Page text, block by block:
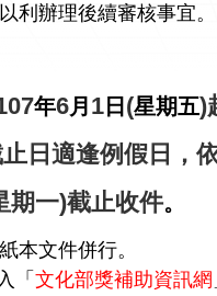
辦理後續審核事宜。
年6月 1 日 (星期五)
日 適逢例假日，
一)截止收件。
本文件併行。
「 文化部獎補助資訊網